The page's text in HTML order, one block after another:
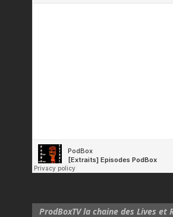
ProdBoxTV la chaine des Lives et